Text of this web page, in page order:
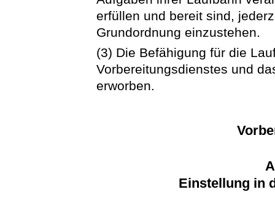
erfüllen und bereit sind,
Grundordnung einzustehen.
(3) Die Befähigung für die
Vorbereitungsdienstes und
erworben.
Einstellung in